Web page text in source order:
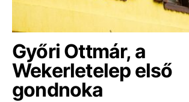
Győri Ottmár, a
Wekerletelep első
gondnoka